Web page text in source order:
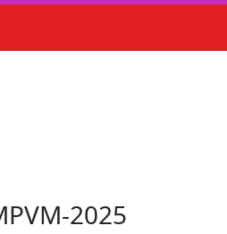
2025